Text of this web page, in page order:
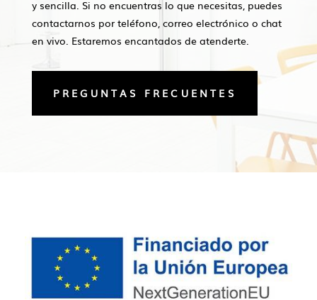
y sencilla. Si no encuentras lo que necesitas, puedes
contactarnos por teléfono, correo electrónico o chat
en vivo. Estaremos encantados de atenderte.
PREGUNTAS FRECUENTES